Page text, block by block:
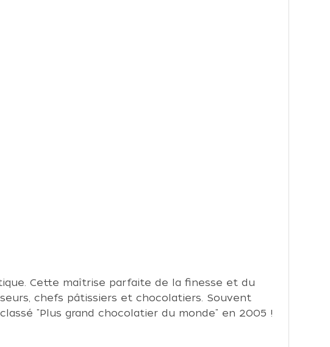
Cette maîtrise parfaite de la finesse et du
chefs pâtissiers et chocolatiers. Souvent
"Plus grand chocolatier du monde" en 2005 !